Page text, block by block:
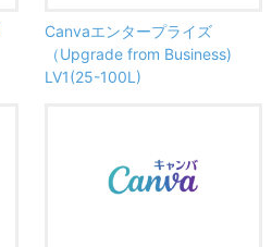
Canvaエンタープライズ
（Upgrade from Business)
LV1(25-100L)